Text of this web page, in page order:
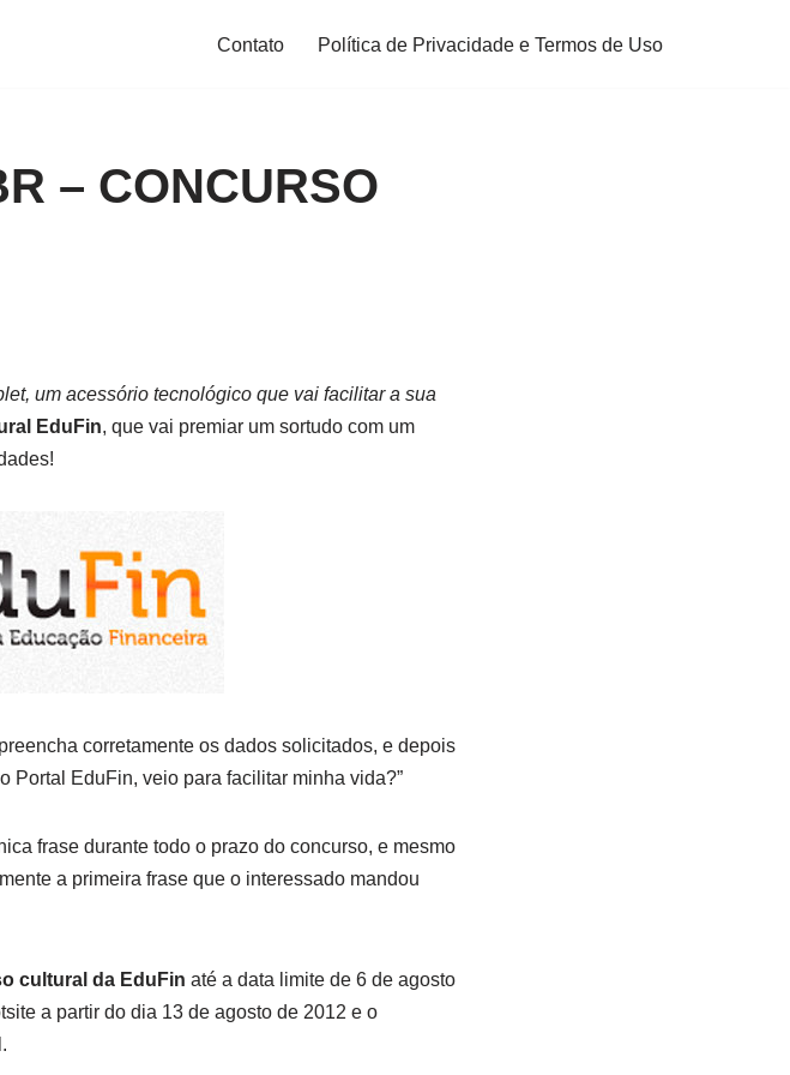
Contato Política de Privacidade e Termos de Uso
– CONCURSO
um acessório tecnológico que vai facilitar a sua
EduFin, que vai premiar um sortudo com um
corretamente os dados solicitados, e depois
Portal EduFin, veio para facilitar minha vida?”
frase durante todo o prazo do concurso, e mesmo
a primeira frase que o interessado mandou
cultural da EduFin até a data limite de 6 de agosto
a partir do dia 13 de agosto de 2012 e o